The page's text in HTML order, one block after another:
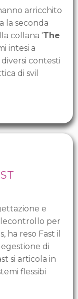
arricchito
la seconda
collana 'The
intesi a
contesti
di svil
e
per
ha reso Fast il
di
si articola in
flessibi